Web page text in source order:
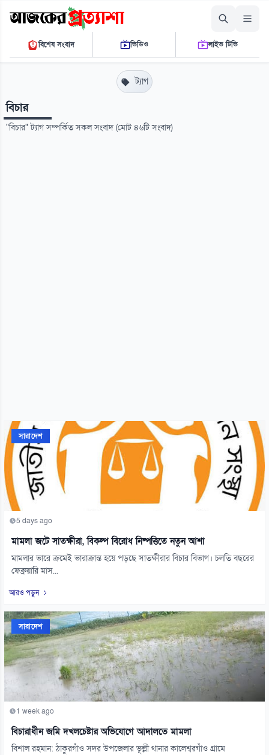
শুক্রবার, ০৭ আগস্ট ২০২৬
০৯:৫৭:১৮ এ.এম.THE DAILY AJKER PROTTASHA
বিশেষ সংবাদ ভিডিও লাইভ টিভি
ট্যাগ
বিচার
"বিচার" ট্যাগ সম্পর্কিত সকল সংবাদ (মোট ৪৬টি সংবাদ)
সারাদেশ
5 days ago
মামলা জটে সাতক্ষীরা, বিকল্প বিরোধ নিষ্পত্তিতে নতুন আশা
মামলার ভারে ক্রমেই ভারাক্রান্ত হয়ে পড়ছে সাতক্ষীরার বিচার বিভাগ। চলতি বছরের
ফেব্রুয়ারি মাস...
আরও পড়ুন
সারাদেশ
1 week ago
বিচারাধীন জমি দখলচেষ্টার অভিযোগে আদালতে মামলা
বিশাল রহমান: ঠাকুরগাঁও সদর উপজেলার ভূল্লী থানার কালেশ্বরগাঁও গ্রামে